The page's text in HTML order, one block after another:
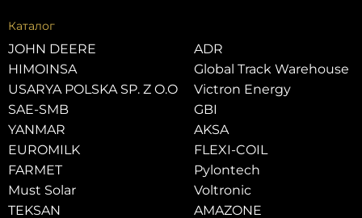
Каталог
JOHN DEERE
HIMOINSA
USARYA POLSKA SP. Z O.O
SAE-SMB
YANMAR
EUROMILK
FARMET
Must Solar
TEKSAN
ADR
Global Track Warehouse
Victron Energy
GBI
AKSA
FLEXI-COIL
Pylontech
Voltronic
AMAZONE